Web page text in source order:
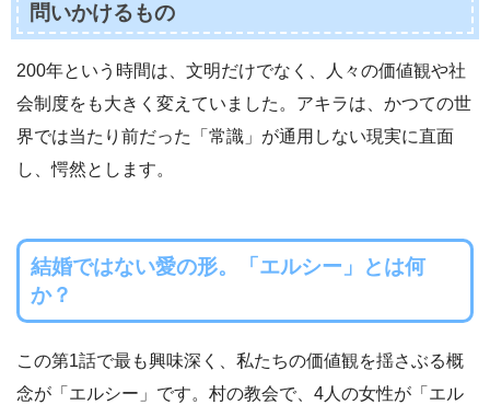
問いかけるもの
200年という時間は、文明だけでなく、人々の価値観や社
会制度をも大きく変えていました。アキラは、かつての世
界では当たり前だった「常識」が通用しない現実に直面
し、愕然とします。
結婚ではない愛の形。「エルシー」とは何
か？
この第1話で最も興味深く、私たちの価値観を揺さぶる概
念が「エルシー」です。村の教会で、4人の女性が「エル